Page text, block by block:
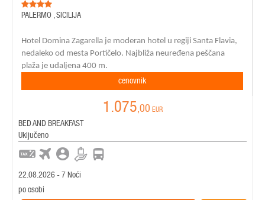
PALERMO ,SICILIJA
Hotel Domina Zagarella je moderan hotel u regiji Santa Flavia,
nedaleko od mesta Portičelo. Najbliža neuređena peščana
plaža je udaljena 400 m.
cenovnik
1.075,00 EUR
BED AND BREAKFAST
Uključeno
22.08.2026 - 7 Noći
po osobi